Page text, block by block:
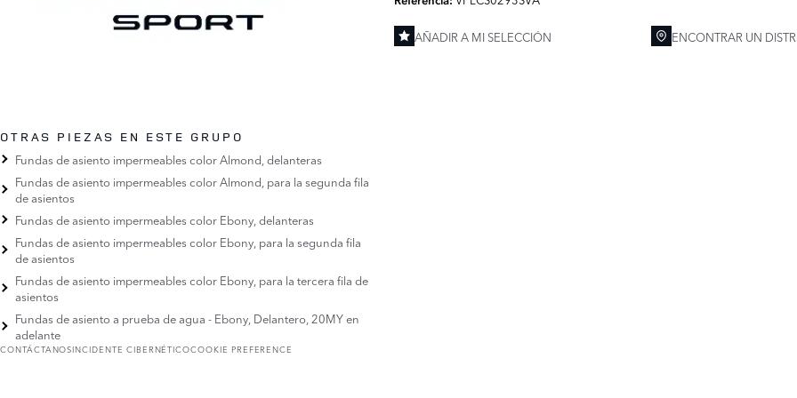
AÑADIR A MI SELECCIÓN ENCONTRAR UN
OTRAS PIEZAS EN ESTE GRUPO
Fundas de asiento impermeables color Almond, delanteras
Fundas de asiento impermeables color Almond, para la segunda fila
de asientos
Fundas de asiento impermeables color Ebony, delanteras
Fundas de asiento impermeables color Ebony, para la segunda fila
de asientos
Fundas de asiento impermeables color Ebony, para la tercera fila de
asientos
Fundas de asiento a prueba de agua - Ebony, Delantero, 20MY en
adelante
CONTÁCTANOSINCIDENTE CIBERNÉTICOCOOKIE PREFERENCE